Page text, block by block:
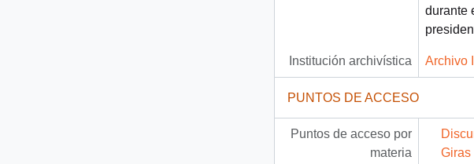
durante
Institución archivística Archivo
PUNTOS DE ACCESO
Puntos de acceso por
materia
Giras